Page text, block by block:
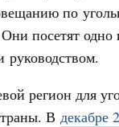
по
посетят одно
руководством.
регион для
В декабре